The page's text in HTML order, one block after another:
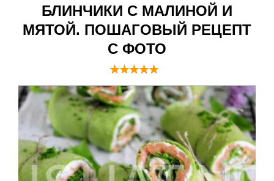
БЛИНЧИКИ С МАЛИНОЙ И
МЯТОЙ. ПОШАГОВЫЙ РЕЦЕПТ
С ФОТО